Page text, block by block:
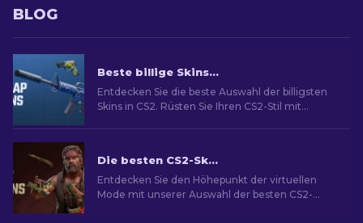
BLOG
Beste billige Skins in CS2 [2026]
Entdecken Sie die beste Auswahl der billigsten
Skins in CS2. Rüsten Sie Ihren CS2-Stil mit
Die besten CS2-Skins [2026]
Entdecken Sie den Höhepunkt der virtuellen
Mode mit unserer Auswahl der besten CS2-